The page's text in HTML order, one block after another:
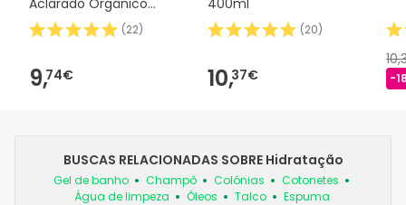
500ml
(22)
9,74€
(20)
10,37€ -
BUSCAS RELACIONADAS SOBRE Hidratação
Gel de banho Champô Colónias
Cotonetes
Água de limpeza
Óleos Talco Espuma